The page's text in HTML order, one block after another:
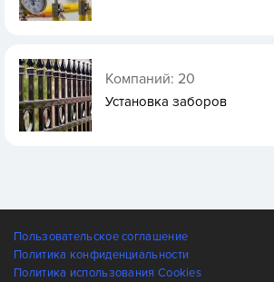
Компаний: 20
Установка заборов
Пользовательское соглашение
Политика конфиденциальности
Политика использования Cookies